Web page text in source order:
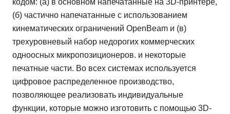
кодом: (а) в основном напечатанные на 3D-принтере,
(б) частично напечатанные с использованием
кинематических ограничений OpenBeam и (в)
трехуровневый набор недорогих коммерческих
одноосных микропозиционеров. и некоторые
печатные части. Во всех системах используется
цифровое распределенное производство,
позволяющее реализовать индивидуальные
функции, которые можно изготовить с помощью 3D-